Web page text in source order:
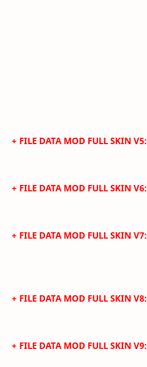
+ FILE DATA MOD FULL SKIN V5:
+ FILE DATA MOD FULL SKIN V6:
+ FILE DATA MOD FULL SKIN V7:
+ FILE DATA MOD FULL SKIN V8:
+ FILE DATA MOD FULL SKIN V9: